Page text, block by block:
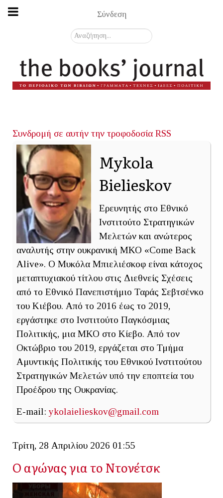
Σύνδεση
Αναζήτηση...
Συνδρομή σε αυτήν την τροφοδοσία RSS
Mykola
Bielieskov
Ερευνητής στο Εθνικό
Ινστιτούτο Στρατηγικών
Μελετών και ανώτερος
αναλυτής στην ουκρανική ΜΚΟ «Come Back
Alive». Ο Μυκόλα Μπιελιέσκοφ είναι κάτοχος
μεταπτυχιακού τίτλου στις Διεθνείς Σχέσεις
από το Εθνικό Πανεπιστήμιο Ταράς Σεβτσένκο
του Κιέβου. Από το 2016 έως το 2019,
εργάστηκε στο Ινστιτούτο Παγκόσμιας
Πολιτικής, μια ΜΚΟ στο Κίεβο. Από τον
Οκτώβριο του 2019, εργάζεται στο Τμήμα
Αμυντικής Πολιτικής του Εθνικού Ινστιτούτου
Στρατηγικών Μελετών υπό την εποπτεία του
Προέδρου της Ουκρανίας.
E-mail: ykolaielieskov@gmail.com
Τρίτη, 28 Απριλίου 2026 01:55
Ο αγώνας για το Ντονέτσκ